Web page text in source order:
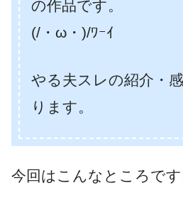
の作品です。
(/・ω・)/ﾜｰｲ
やる夫スレの紹介・
ります。
今回はこんなところです